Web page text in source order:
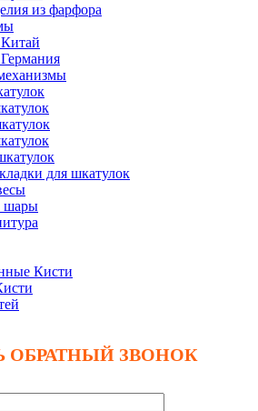
из фарфора
для шкатулок
шары
Кисти
ОБРАТНЫЙ ЗВОНОК